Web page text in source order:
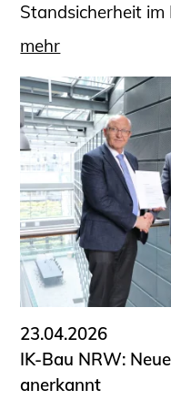
Standsicherheit im
mehr
23.04.2026
IK-Bau NRW:
anerkannt